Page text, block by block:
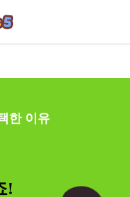
한 이유
!